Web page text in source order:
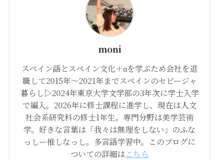
moni
スペイン語とスペイン文化＋αを学ぶため会社を退
職して2015年〜2021年までスペインのセビージャ
暮らし▷2024年東京大学文学部の3年次に学士入学
で編入。2026年に修士課程に進学し、現在は人文
社会系研究科の修士1年生。専門分野は美学芸術
学。好きな言葉は「我々は無理をしない」のふな
っしー推しなっし。多言語学習中。このブログに
ついての詳細はこちら